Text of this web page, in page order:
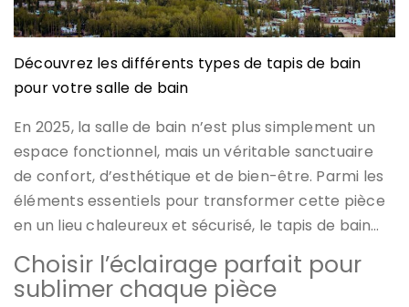
Découvrez les différents types de tapis de bain
pour votre salle de bain
En 2025, la salle de bain n’est plus simplement un
espace fonctionnel, mais un véritable sanctuaire
de confort, d’esthétique et de bien-être. Parmi les
éléments essentiels pour transformer cette pièce
en un lieu chaleureux et sécurisé, le tapis de bain…
Choisir l’éclairage parfait pour
sublimer chaque pièce